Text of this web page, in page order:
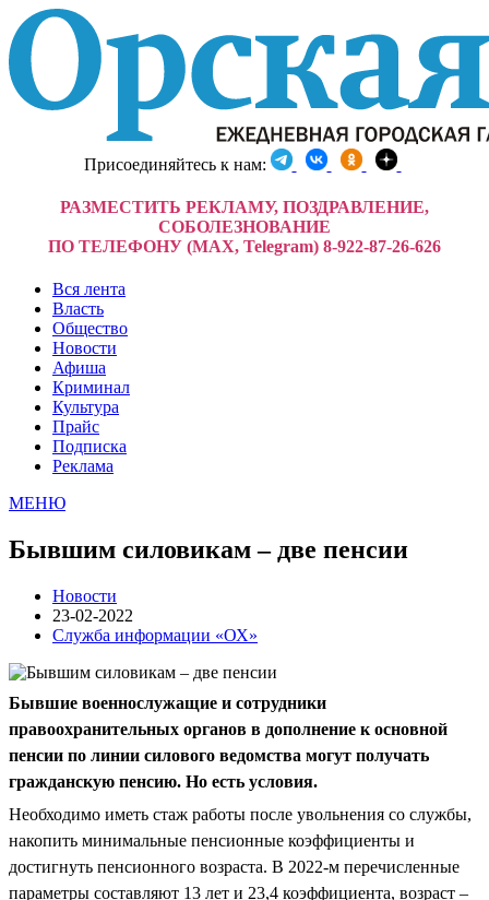
Присоединяйтесь к нам:
РАЗМЕСТИТЬ РЕКЛАМУ, ПОЗДРАВЛЕНИЕ,
СОБОЛЕЗНОВАНИЕ
ПО ТЕЛЕФОНУ (MAX, Telegram) 8-922-87-26-626
Вся лента
Власть
Общество
Новости
Афиша
Криминал
Культура
Прайс
Подписка
Реклама
МЕНЮ
Бывшим силовикам – две пенсии
Новости
23-02-2022
Служба информации «ОХ»
Бывшие военнослужащие и сотрудники
правоохранительных органов в дополнение к основной
пенсии по линии силового ведомства могут получать
гражданскую пенсию. Но есть условия.
Необходимо иметь стаж работы после увольнения со службы,
накопить минимальные пенсионные коэффициенты и
достигнуть пенсионного возраста. В 2022-м перечисленные
параметры составляют 13 лет и 23,4 коэффициента, возраст –